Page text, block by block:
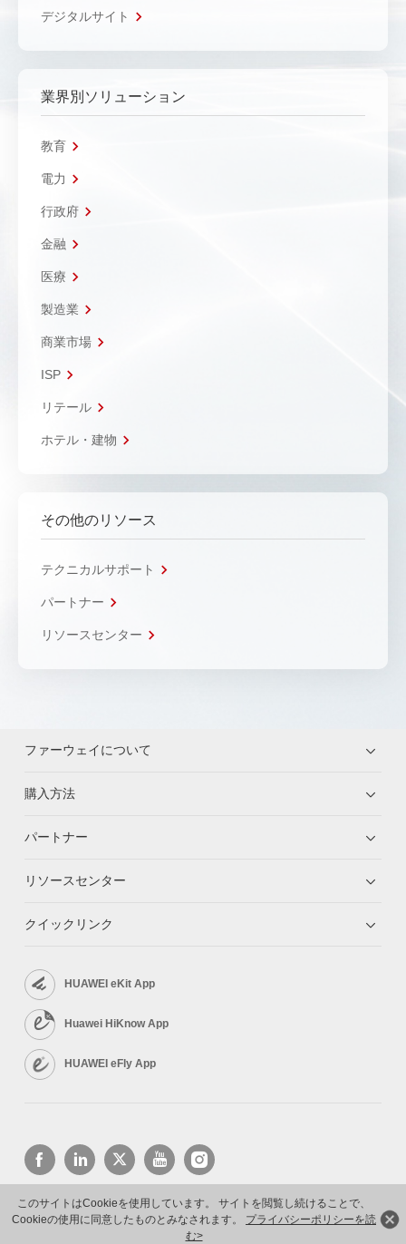
このサイトはCookieを使用しています。 サイトを閲覧し続けることで、
Cookieの使用に同意したものとみなされます。 プライバシーポリシーを読
む>
デジタルサイト
業界別ソリューション
教育
電力
行政府
金融
医療
製造業
商業市場
ISP
リテール
ホテル・建物
その他のリソース
テクニカルサポート
パートナー
リソースセンター
ファーウェイについて
購入方法
パートナー
リソースセンター
クイックリンク
HUAWEI eKit App
Huawei HiKnow App
HUAWEI eFly App
Copyright © 2026 Huawei Technologies Co., Ltd. All rights reserved.
プライバシーポリシー